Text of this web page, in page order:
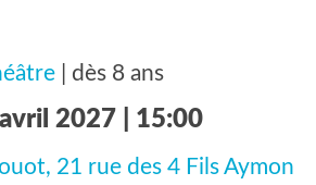
| dès 8 ans
2027 | 15:00
21 rue des 4 Fils Aymon